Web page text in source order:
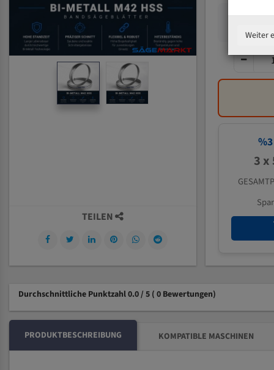
%3
3 x
TEILEN
Durchschnittliche Punktzahl 0.0 / 5 ( 0 Bewertungen)
PRODUKTBESCHREIBUNG KOMPATIBLE MASCHINEN
Weiter